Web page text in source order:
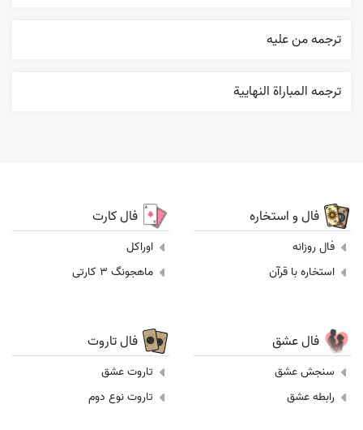
ترجمه من عليه
ترجمه المباراة النهایية
فال و استخاره
فال روزانه
استخاره با قرآن
فال کارت
اوراکل
ماهجونگ 3 کارتی
فال عشق
سنجش عشق
رابطه عشق
فال تاروت
تاروت عشق
تاروت نوع دوم